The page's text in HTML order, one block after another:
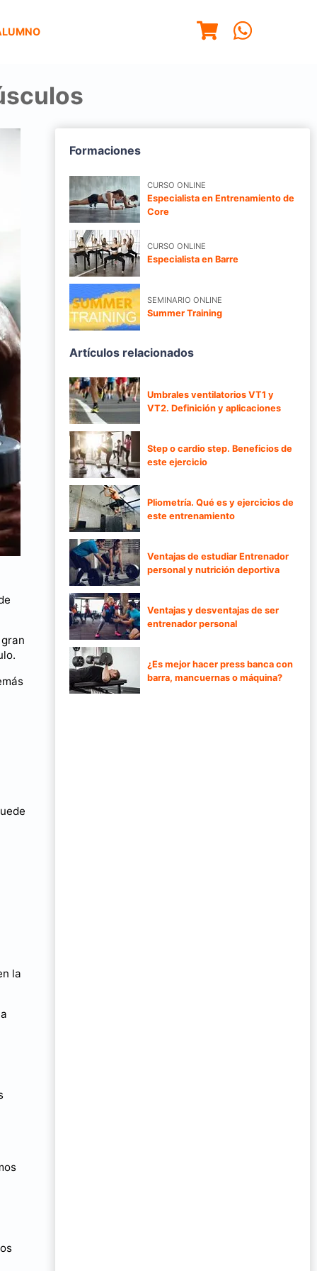
la
Formaciones
CURSO ONLINE
Especialista en Entrenamiento de
Core
CURSO ONLINE
Especialista en Barre
SEMINARIO ONLINE
Summer Training
Artículos relacionados
Umbrales ventilatorios VT1 y
VT2. Definición y aplicaciones
Step o cardio step. Beneficios de
este ejercicio
Pliometría. Qué es y ejercicios de
este entrenamiento
Ventajas de estudiar Entrenador
personal y nutrición deportiva
Ventajas y desventajas de ser
entrenador personal
¿Es mejor hacer press banca con
barra, mancuernas o máquina?